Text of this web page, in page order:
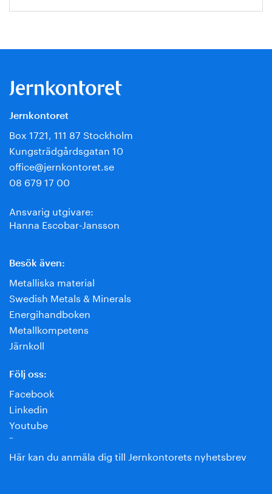
Jernkontoret
Box 1721, 111 87 Stockholm
Kungsträdgårdsgatan 10
office@jernkontoret.se
08 679 17 00
Ansvarig utgivare:
Hanna Escobar-Jansson
Besök även:
Metalliska material
Swedish Metals & Minerals
Energihandboken
Metallkompetens
Järnkoll
Följ oss:
Facebook
Linkedin
Youtube
¨
Här kan du anmäla dig till Jernkontorets nyhetsbrev